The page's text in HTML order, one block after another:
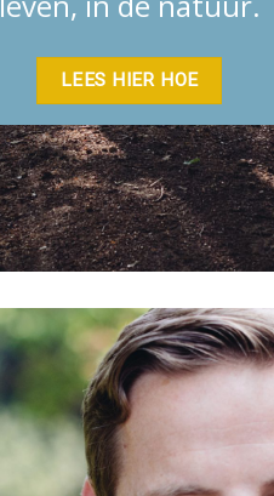
LEES HIER HOE